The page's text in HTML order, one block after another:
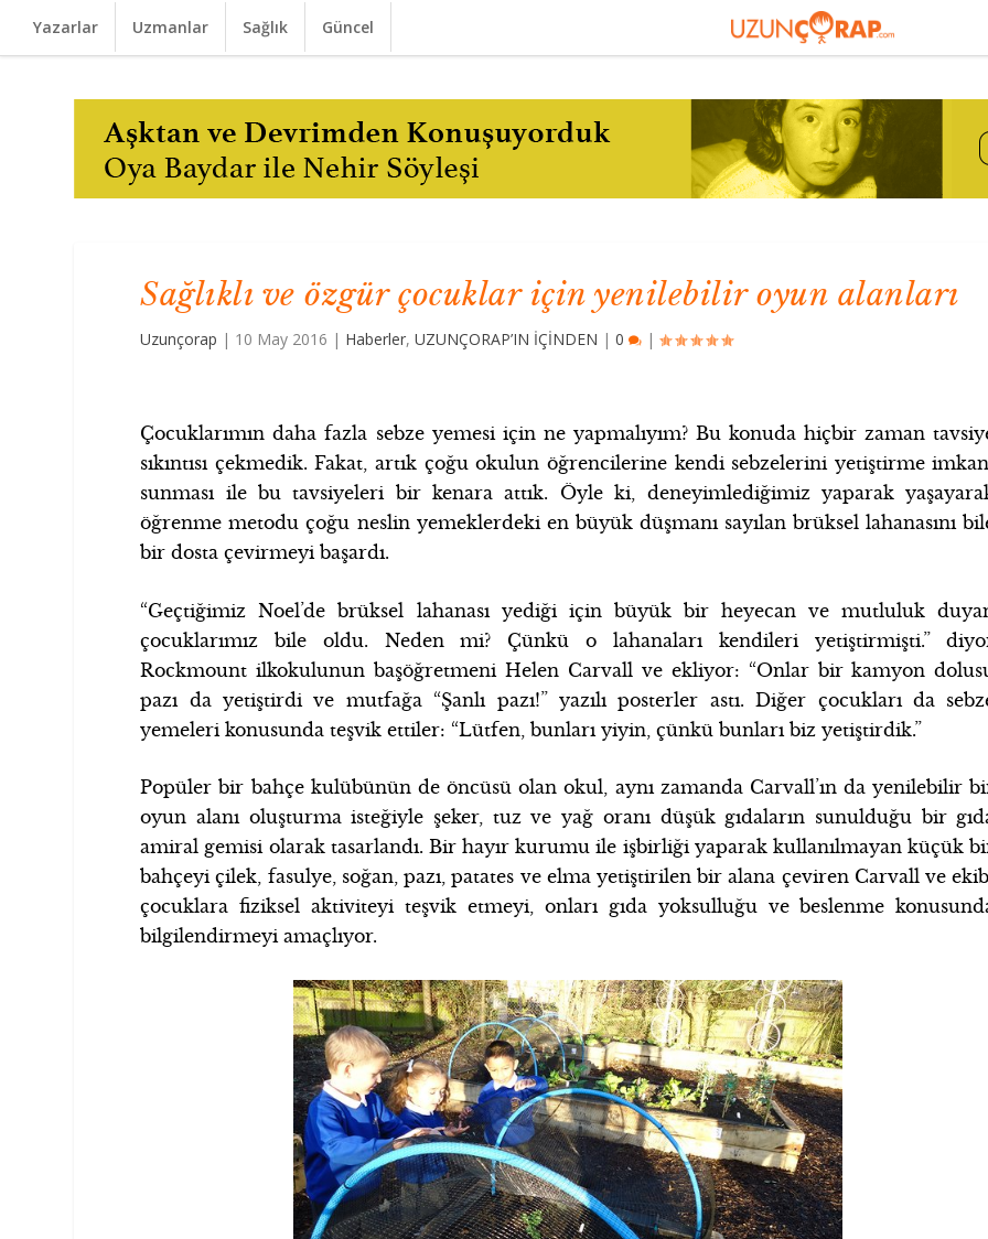
Yazarlar Uzmanlar Sağlık Güncel
Sağlıklı ve özgür çocuklar için yenilebilir oyun alanları
Uzunçorap | 10 May 2016 | Haberler,UZUNÇORAP’IN İÇİNDEN |0 |
Çocuklarımın daha fazla sebze yemesi için ne yapmalıyım? Bu konuda hiçbir zaman
sıkıntısı çekmedik. Fakat, artık çoğu okulun öğrencilerine kendi sebzelerini yetiştirme
sunması ile bu tavsiyeleri bir kenara attık. Öyle ki, deneyimlediğimiz yaparak
öğrenme metodu çoğu neslin yemeklerdeki en büyük düşmanı sayılan brüksel lahanasını
bir dosta çevirmeyi başardı.
“Geçtiğimiz Noel’de brüksel lahanası yediği için büyük bir heyecan ve mutluluk
çocuklarımız bile oldu. Neden mi? Çünkü o lahanaları kendileri yetiştirmişti.”
Rockmount ilkokulunun başöğretmeni Helen Carvall ve ekliyor: “Onlar bir kamyon
pazı da yetiştirdi ve mutfağa “Şanlı pazı!” yazılı posterler astı. Diğer çocukları da
yemeleri konusunda teşvik ettiler: “Lütfen, bunları yiyin, çünkü bunları biz yetiştirdik.”
Popüler bir bahçe kulübünün de öncüsü olan okul, aynı zamanda Carvall’ın da yenilebilir
oyun alanı oluşturma isteğiyle şeker, tuz ve yağ oranı düşük gıdaların sunulduğu bir
amiral gemisi olarak tasarlandı. Bir hayır kurumu ile işbirliği yaparak kullanılmayan küçük
bahçeyi çilek, fasulye, soğan, pazı, patates ve elma yetiştirilen bir alana çeviren Carvall ve
çocuklara fiziksel aktiviteyi teşvik etmeyi, onları gıda yoksulluğu ve beslenme
bilgilendirmeyi amaçlıyor.